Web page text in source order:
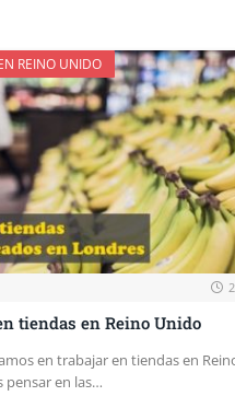
REINO UNIDO
tiendas en Reino Unido
en trabajar en tiendas en
pensar en las…